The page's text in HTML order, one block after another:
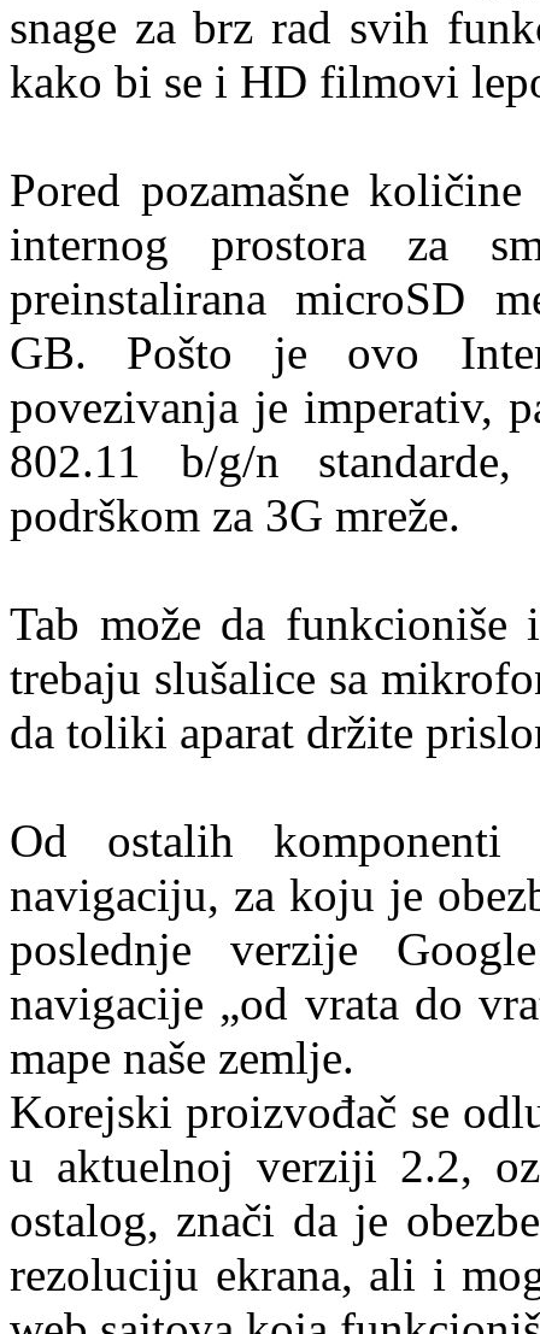
snage za brz rad svih
kako bi se i HD filmovi
Pored pozamašne
internog prostora za
preinstalirana microSD
GB. Pošto je ovo
povezivanja je imperativ,
802.11 b/g/n
podrškom za 3G mreže.
Tab može da
trebaju slušalice sa
da toliki aparat držite
Od ostalih
navigaciju, za koju je
poslednje verzije
navigacije „od vrata do
mape naše zemlje.
Korejski proizvođač se
u aktuelnoj verziji 2.2,
ostalog, znači da je
rezoluciju ekrana, ali i